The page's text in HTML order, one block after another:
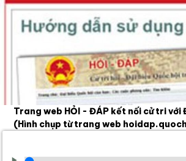
Trang web HỎI - ĐÁP kết nối cử tri với
(Hình chụp từ trang web